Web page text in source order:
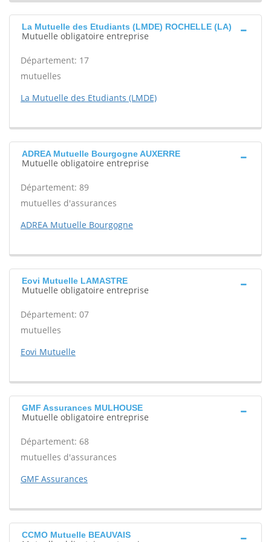
La Mutuelle des Etudiants (LMDE) ROCHELLE (LA)
Mutuelle obligatoire entreprise
Département: 17
mutuelles
La Mutuelle des Etudiants (LMDE)
ADREA Mutuelle Bourgogne AUXERRE
Mutuelle obligatoire entreprise
Département: 89
mutuelles d'assurances
ADREA Mutuelle Bourgogne
Eovi Mutuelle LAMASTRE
Mutuelle obligatoire entreprise
Département: 07
mutuelles
Eovi Mutuelle
GMF Assurances MULHOUSE
Mutuelle obligatoire entreprise
Département: 68
mutuelles d'assurances
GMF Assurances
CCMO Mutuelle BEAUVAIS